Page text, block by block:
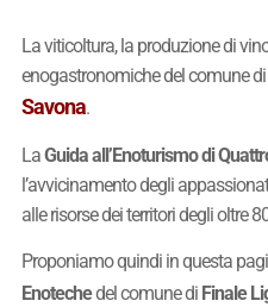
La viticoltura, la produzione di
enogastronomiche del comune di
Savona.
LaGuida all’Enoturismo di
l’avvicinamento degli
alle risorse dei territori degli oltre
Proponiamo quindi in questa
Enotechedel comune di Finale